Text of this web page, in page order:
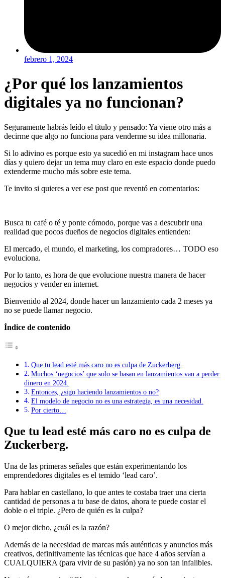
febrero 1, 2024
¿Por qué los lanzamientos
digitales ya no funcionan?
Seguramente habrás leído el título y pensado: Ya viene otro más a
decirme que algo no funciona para venderme su idea millonaria.
Si lo adivino es porque esto ya sucedió en mi instagram hace unos
días y quiero dejar un tema muy claro en este espacio donde puedo
extenderme mucho más sobre este tema.
Te invito si quieres a ver ese post que reventó en comentarios:
Busca tu café o té y ponte cómodo, porque vas a descubrir una
realidad que pocos dueños de negocios digitales entienden:
El mercado, el mundo, el marketing, los compradores… TODO eso
evoluciona.
Por lo tanto, es hora de que evolucione nuestra manera de hacer
negocios y vender en internet.
Bienvenido al 2024, donde hacer un lanzamiento cada 2 meses ya
no se puede llamar negocio.
Índice de contenido
Que tu lead esté más caro no es culpa de Zuckerberg.
Muchos ‘negocios’ que solo se basan en lanzamientos van a perder
dinero en 2024.
Entonces, ¿sigo haciendo lanzamientos o no?
El modelo de negocio no es una estrategia, es una necesidad.
Por cierto…
Que tu lead esté más caro no es culpa de
Zuckerberg.
Una de las primeras señales que están experimentando los
emprendedores digitales es el temido ‘lead caro’.
Para hablar en castellano, lo que antes te costaba traer una cierta
cantidad de personas a tu base de datos, ahora te puede costar el
doble o el triple. ¿Pero de quién es la culpa?
O mejor dicho, ¿cuál es la razón?
Además de la necesidad de marcas más auténticas y anuncios más
creativos, definitivamente las técnicas que hace 4 años servían a
CUALQUIERA (para vivir de su pasión) ya no son tan infalibles.